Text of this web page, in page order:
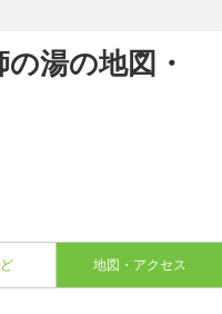
湯の地図・
地図・アクセス